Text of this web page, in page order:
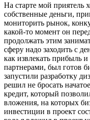
На старте мой приятель
собственные деньги,
мониторить рынок,
какой-то момент он
продолжать этим
сферу надо заходить с
как извлекать прибыль
партнерами, был готов
запустили разработку
решил не бросать
кредит, который
вложения, на которых
инвестиции в проект